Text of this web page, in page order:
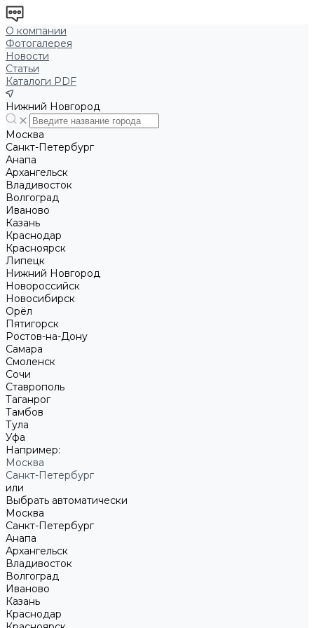
О компании
Фотогалерея
Новости
Статьи
Каталоги PDF
Нижний Новгород
Москва
Санкт-Петербург
Анапа
Архангельск
Владивосток
Волгоград
Иваново
Казань
Краснодар
Красноярск
Липецк
Нижний Новгород
Новороссийск
Новосибирск
Орёл
Пятигорск
Ростов-на-Дону
Самара
Смоленск
Сочи
Ставрополь
Таганрог
Тамбов
Тула
Уфа
Например:
Москва
Санкт-Петербург
или
Выбрать автоматически
Москва
Санкт-Петербург
Анапа
Архангельск
Владивосток
Волгоград
Иваново
Казань
Краснодар